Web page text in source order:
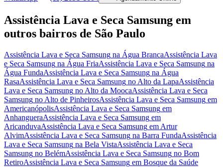
Assistência Lava e Seca Samsung em
outros bairros de São Paulo
Assistência Lava e Seca Samsung na Água BrancaAssistência Lava
e Seca Samsung na Água FriaAssistência Lava e Seca Samsung na
Água FundaAssistência Lava e Seca Samsung na Água
RasaAssistência Lava e Seca Samsung no Alto da LapaAssistência
Lava e Seca Samsung no Alto da MoocaAssistência Lava e Seca
Samsung no Alto de PinheirosAssistência Lava e Seca Samsung em
AmericanópolisAssistência Lava e Seca Samsung em
AnhangueraAssistência Lava e Seca Samsung em
AricanduvaAssistência Lava e Seca Samsung em Artur
AlvimAssistência Lava e Seca Samsung na Barra FundaAssistência
Lava e Seca Samsung na Bela VistaAssistência Lava e Seca
Samsung no BelémAssistência Lava e Seca Samsung no Bom
RetiroAssistência Lava e Seca Samsung em Bosque da Saúde